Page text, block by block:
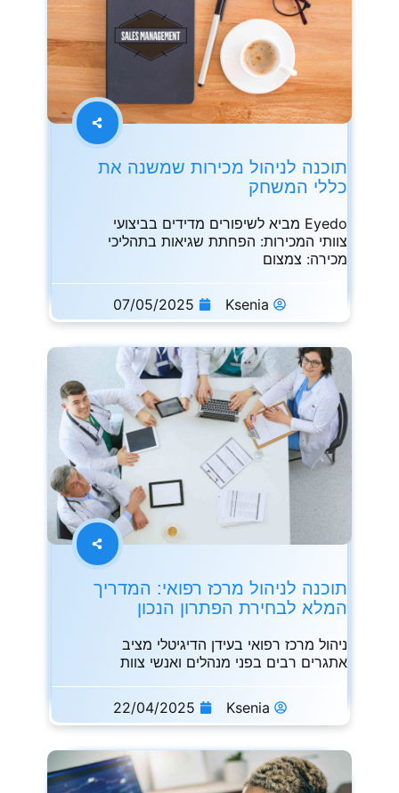
תוכנה לניהול מכירות שמשנה את
כללי המשחק
Eyedo מביא לשיפורים מדידים בביצועי
צוותי המכירות: הפחתת שגיאות בתהליכי
מכירה: צמצום
Ksenia
07/05/2025
תוכנה לניהול מרכז רפואי: המדריך
המלא לבחירת הפתרון הנכון
ניהול מרכז רפואי בעידן הדיגיטלי מציב
אתגרים רבים בפני מנהלים ואנשי צוות
Ksenia
22/04/2025